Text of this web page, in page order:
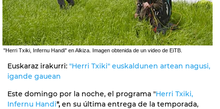
"Herri Txiki, Infernu Handi" en Alkiza. Imagen obtenida de un video de EiTB.
Euskaraz irakurri: "Herri Txiki" euskaldunen artean nagusi,
igande gauean
Este domingo por la noche, el programa "Herri Txiki,
Infernu Handi", en su última entrega de la temporada,